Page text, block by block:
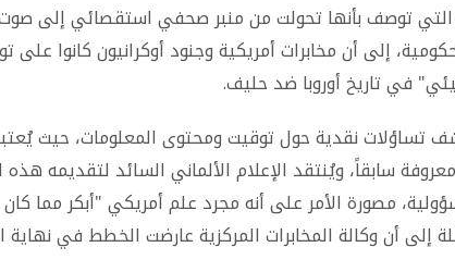
التي توصف بأنها تحولت من منبر صحفي استقصائي إلى
إلى أن مخابرات أمريكية وجنود أوكرانيون كانوا على
في تاريخ أوروبا ضد حليف.
تساؤلات نقدية حول توقيت ومحتوى المعلومات، حيث
سابقاً، ويُنتقد الإعلام الألماني السائد لتقديمه
مصورة الأمر على أنه مجرد علم أمريكي "أبكر مما كان
إلى أن وكالة المخابرات المركزية عارضت الخطط في